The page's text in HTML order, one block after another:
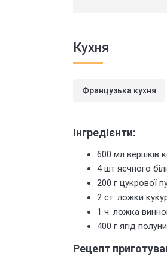
Кухня
Французька кухня
Інгредієнти:
600 мл вершків
4 шт яєчного
200 г цукрової
2 ст. ложки
1 ч. ложка
400 г ягід
Рецепт